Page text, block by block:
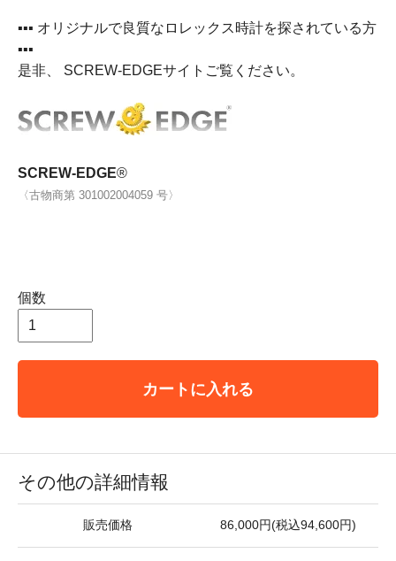
▪▪▪ オリジナルで良質なロレックス時計を探されている方
▪▪▪
是非、 SCREW-EDGEサイトご覧ください。
SCREW-EDGE®
〈古物商第 301002004059 号〉
個数
カートに入れる
その他の詳細情報
販売価格 86,000円(税込94,600円)